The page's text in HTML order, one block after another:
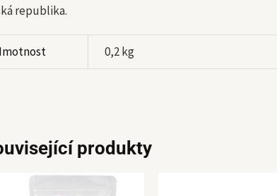
republika.
0,2 kg
produkty